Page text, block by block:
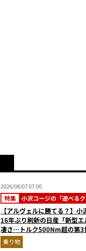
2026/08/07 07:00
特集 小沢コージの「遊べるク
【アルヴェルに勝てる？】小
16年ぶり刷新の日産「新型
凄さ…トルク500Nm超の第3
和の格調高きデザインを徹底
乗り物